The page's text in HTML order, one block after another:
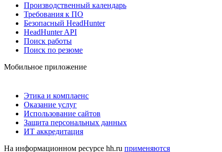
Производственный календарь
Требования к ПО
Безопасный HeadHunter
HeadHunter API
Поиск работы
Поиск по резюме
Мобильное приложение
Этика и комплаенс
Оказание услуг
Использование сайтов
Защита персональных данных
ИТ аккредитация
На информационном ресурсе hh.ru применяются